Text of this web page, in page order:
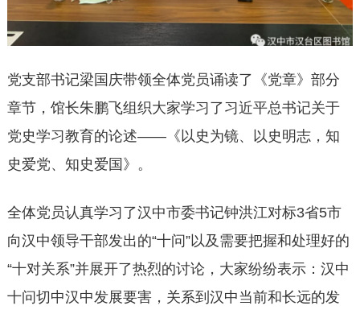
党支部书记梁国庆带领全体党员诵读了《党章》部分
章节，馆长朱鹏飞组织大家学习了习近平总书记关于
党史学习教育的论述——《以史为镜、以史明志，知
史爱党、知史爱国》。
全体党员认真学习了汉中市委书记钟洪江对标3省5市
向汉中领导干部发出的“十问”以及需要把握和处理好的
“十对关系”并展开了热烈的讨论，大家纷纷表示：汉中
十问切中汉中发展要害，关系到汉中当前和长远的发